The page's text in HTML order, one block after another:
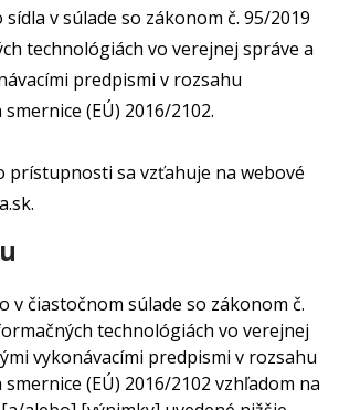
v súlade so zákonom č. 95/2019
technológiách vo verejnej správe a
predpismi v rozsahu
(EÚ) 2016/2102.
prístupnosti sa vzťahuje na webové
v čiastočnom súlade so zákonom č.
technológiách vo verejnej
vykonávacími predpismi v rozsahu
(EÚ) 2016/2102 vzhľadom na